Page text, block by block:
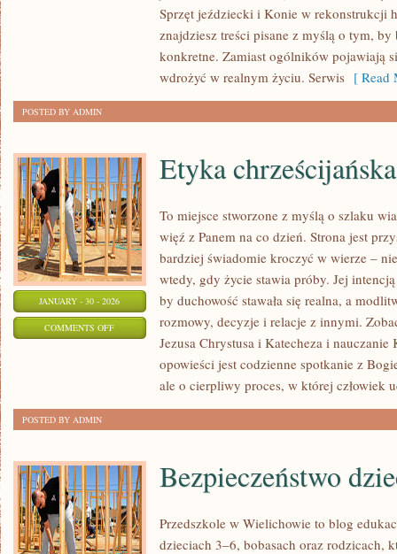
Sprzęt jeździecki i Konie w rekonstrukcji
znajdziesz treści pisane z myślą o tym, by
konkretne. Zamiast ogólników pojawiają
wdrożyć w realnym życiu. Serwis [ Read
POSTED BY ADMIN
JANUARY - 30 - 2026
COMMENTS OFFON
CHRZEŚCIJAŃSKA
Etyka chrześcijańska
To miejsce stworzone z myślą o szlaku
więź z Panem na co dzień. Strona jest
bardziej świadomie kroczyć w wierze –
wtedy, gdy życie stawia próby. Jej
by duchowość stawała się realna, a
rozmowy, decyzje i relacje z innymi.
Jezusa Chrystusa i Katecheza i nauczanie
opowieści jest codzienne spotkanie z
ale o cierpliwy proces, w której człowiek
POSTED BY ADMIN
Bezpieczeństwo
Przedszkole w Wielichowie to blog
dzieciach 3–6, bobasach oraz rodzicach,